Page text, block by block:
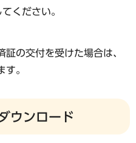
ください。
の交付を受けた場合は、
す。
ウンロード